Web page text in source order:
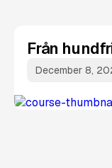
Från
December 8,